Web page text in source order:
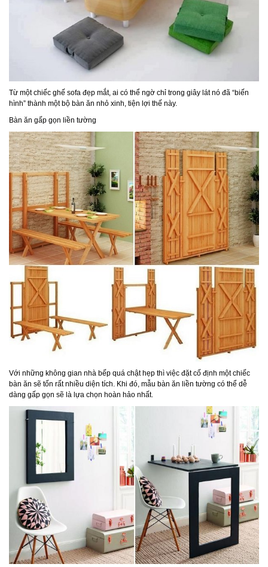
Từ một chiếc ghế sofa đẹp mắt, ai có thể ngờ chỉ trong giây lát nó đã “biến
hình” thành một bộ bàn ăn nhỏ xinh, tiện lợi thế này.
Bàn ăn gấp gọn liền tường
Với những không gian nhà bếp quá chật hẹp thì việc đặt cố định một chiếc
bàn ăn sẽ tốn rất nhiều diện tích. Khi đó, mẫu bàn ăn liền tường có thể dễ
dàng gấp gọn sẽ là lựa chọn hoàn hảo nhất.